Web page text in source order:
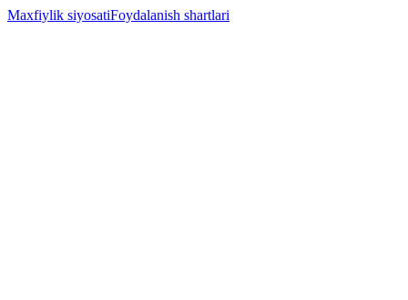
Maxfiylik siyosatiFoydalanish shartlari